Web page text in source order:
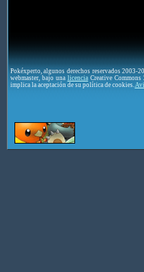
Pokéxperto, algunos derechos reservados
webmaster, bajo una licenciaCreative Commons
implica la aceptación de su política de cookies.